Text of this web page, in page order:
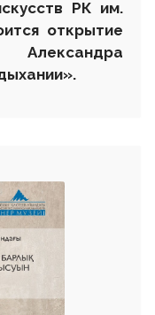
РК им.
открытие
.